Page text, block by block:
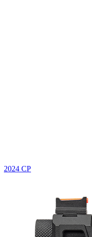
2024 CP